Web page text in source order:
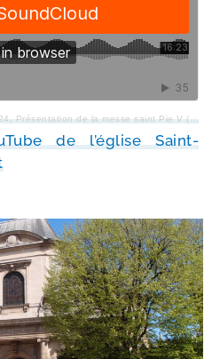
Présentation de la messe saint Pie V (7/​8) – 2
de l’é­glise Saint-